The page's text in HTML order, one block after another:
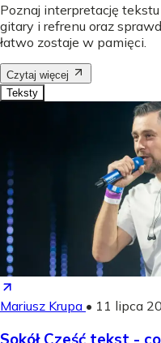
Poznaj interpretację
gitary i refrenu oraz
łatwo zostaje w pamięci.
Czytaj więcej
Teksty
Mariusz Krupa • 11 lipca
Sokół Cześć tekst -